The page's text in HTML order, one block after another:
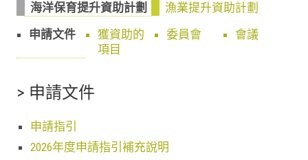
海洋保育提升資助計劃
漁業提升資助計劃
申請文件
獲資助的
項目
委員會 會議
> 申請文件
申請指引
2026年度申請指引補充說明